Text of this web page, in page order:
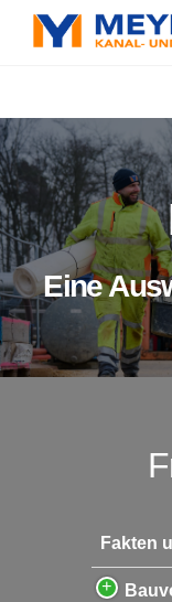
Skip
Eine
Fakten